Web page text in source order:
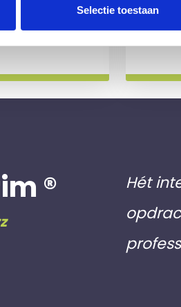
Selectie toestaan
®
Hét